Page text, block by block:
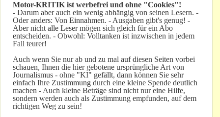
Motor-KRITIK ist werbefrei und ohne "Cookies"!
- Darum aber auch ein wenig abhängig von seinen Lesern. -
Oder anders: Von Einnahmen. - Ausgaben gibt's genug! -
Aber nicht alle Leser mögen sich gleich für ein Abo
entscheiden. - Obwohl: Volltanken ist inzwischen in jedem
Fall teurer!
Auch wenn Sie nur ab und zu mal auf diesen Seiten vorbei
schauen, Ihnen die hier gebotene ursprüngliche Art von
Journalismus - ohne "KI" gefällt, dann können Sie sehr
einfach Ihre Zustimmung durch eine kleine Spende deutlich
machen - Auch kleine Beträge sind nicht nur eine Hilfe,
sondern werden auch als Zustimmung empfunden, auf dem
richtigen Weg zu sein!